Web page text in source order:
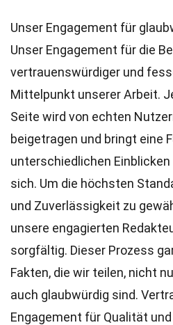
Unser Engagement für
Unser Engagement für die
vertrauenswürdiger und
Mittelpunkt unserer Arbeit.
Seite wird von echten
beigetragen und bringt eine
unterschiedlichen
sich. Um die höchsten
und Zuverlässigkeit zu
unsere engagierten
sorgfältig. Dieser Prozess
Fakten, die wir teilen, nicht
auch glaubwürdig sind.
Engagement für Qualität